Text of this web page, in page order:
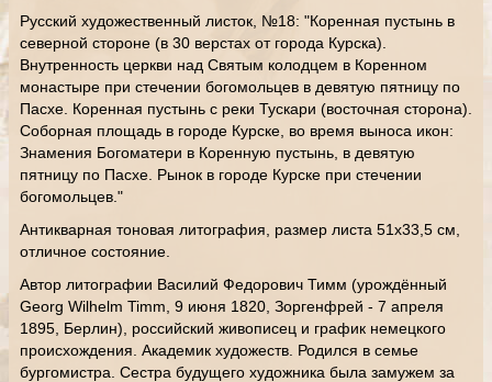
Русский художественный листок, №18: "Коренная пустынь в
северной стороне (в 30 верстах от города Курска).
Внутренность церкви над Святым колодцем в Коренном
монастыре при стечении богомольцев в девятую пятницу по
Пасхе. Коренная пустынь с реки Тускари (восточная сторона).
Соборная площадь в городе Курске, во время выноса икон:
Знамения Богоматери в Коренную пустынь, в девятую
пятницу по Пасхе. Рынок в городе Курске при стечении
богомольцев."
Антикварная тоновая литография, размер листа 51х33,5 см,
отличное состояние.
Автор литографии Василий Федорович Тимм (урождённый
Georg Wilhelm Timm, 9 июня 1820, Зоргенфрей - 7 апреля
1895, Берлин), российский живописец и график немецкого
происхождения. Академик художеств. Родился в семье
бургомистра. Сестра будущего художника была замужем за